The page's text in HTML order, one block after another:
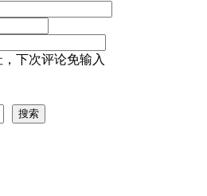
下次评论免输入
搜索